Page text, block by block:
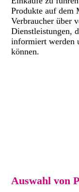
Produkte auf dem
Verbraucher über
Dienstleistungen,
informiert werden
können.
Auswahl von